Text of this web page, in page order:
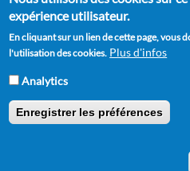
Pied
de
page
CGV
RGPD
Politique de
Politique de
Contact
Copyright © 2012 - 2026 Horse
expérience utilisateur.
En cliquant sur un lien de cette page, vous
l'utilisation des cookies. Plus d'infos
Analytics
Enregistrer les préférences